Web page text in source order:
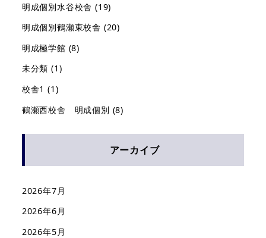
明成個別水谷校舎 (19)
明成個別鶴瀬東校舎 (20)
明成極学館 (8)
未分類 (1)
校舎1 (1)
鶴瀬西校舎 明成個別 (8)
アーカイブ
2026年7月
2026年6月
2026年5月